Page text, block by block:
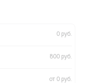
0 руб.
800 руб.
от 0 руб.